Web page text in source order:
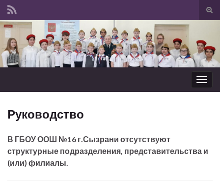
Вкл/
Search for:
Вкл/
выкл
Руководство
В ГБОУ ООШ №16 г.Сызрани отсутствуют
структурные подразделения, представительства и
(или) филиалы.